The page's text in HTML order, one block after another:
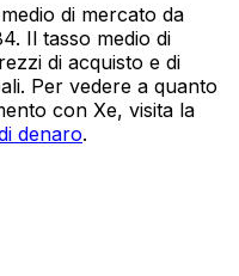
di mercato da
Il tasso medio di
di acquisto e di
Per vedere a quanto
con Xe, visita la
denaro.